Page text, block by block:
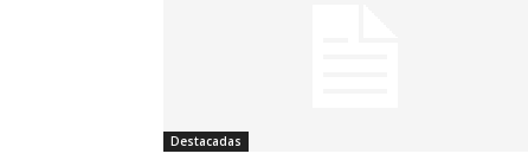
Destacadas